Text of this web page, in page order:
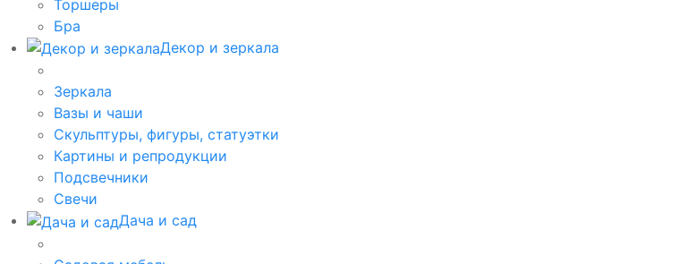
Торшеры
Бра
Декор и зеркала
Зеркала
Вазы и чаши
Скульптуры, фигуры, статуэтки
Картины и репродукции
Подсвечники
Свечи
Дача и сад